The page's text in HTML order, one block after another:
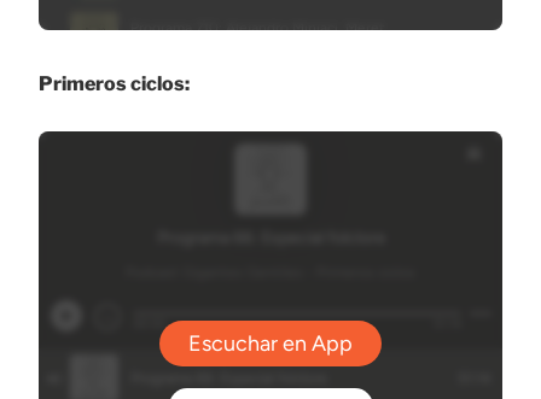
Primeros ciclos: